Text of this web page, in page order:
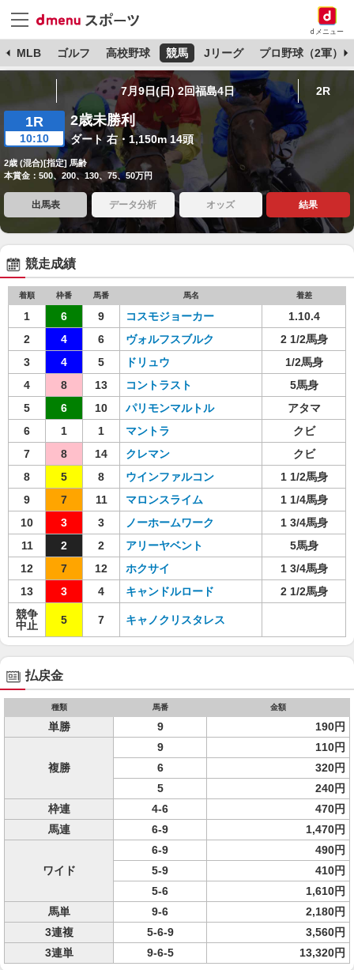
dメニュー
MLB ゴルフ 高校野球 競馬 Jリーグ プロ野球（2軍）
7月9日(日) 2回福島4日 2R
1R
10:10
2歳未勝利
ダート 右・1,150m 14頭
2歳 (混合)[指定] 馬齢
本賞金：500、200、130、75、50万円
出馬表 データ分析 オッズ 結果
競走成績
着順 枠番 馬番 馬名 着差
1 6 9 コスモジョーカー
1.10.4
2
4 6 ヴォルフスブルク
2 1/2馬身
3
4 5 ドリュウ
1/2馬身
4
8 13 コントラスト
5馬身
5
6 10 パリモンマルトル
アタマ
6
1 1 マントラ
クビ
7
8 14 クレマン
クビ
8
5 8 ウインファルコン
1 1/2馬身
9
7 11 マロンスライム
1 1/4馬身
10
3 3 ノーホームワーク
1 3/4馬身
11
2 2 アリーヤベント
5馬身
12
7 12 ホクサイ
1 3/4馬身
13
3 4 キャンドルロード
2 1/2馬身
競争
中止
5 7 キャノクリスタレス
払戻金
種類 馬番 金額
単勝 9 190円
複勝
9
110円
6
320円
5
240円
枠連
4-6
470円
馬連
6-9 1,470円
ワイド
6-9
490円
5-9
410円
5-6
1,610円
馬単
9-6
2,180円
3連複
5-6-9
3,560円
3連単
9-6-5 13,320円